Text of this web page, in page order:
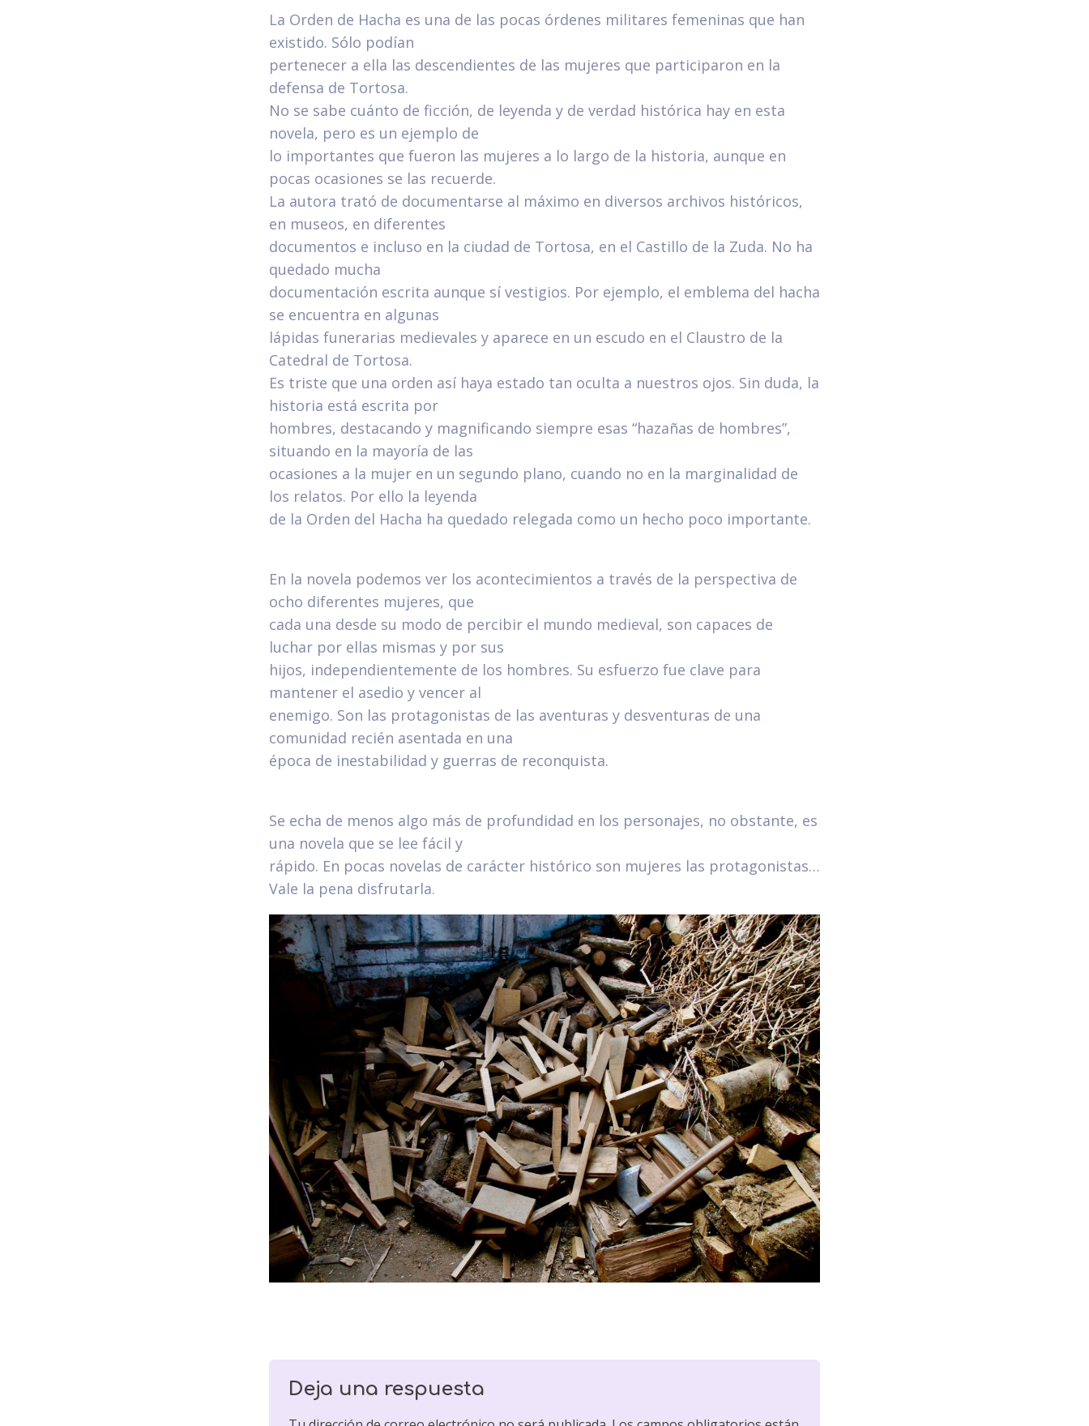
La Orden de Hacha es una de las pocas órdenes militares femeninas que han
existido. Sólo podían
pertenecer a ella las descendientes de las mujeres que participaron en la
defensa de Tortosa.
No se sabe cuánto de ficción, de leyenda y de verdad histórica hay en esta
novela, pero es un ejemplo de
lo importantes que fueron las mujeres a lo largo de la historia, aunque en
pocas ocasiones se las recuerde.
La autora trató de documentarse al máximo en diversos archivos históricos,
en museos, en diferentes
documentos e incluso en la ciudad de Tortosa, en el Castillo de la Zuda. No ha
quedado mucha
documentación escrita aunque sí vestigios. Por ejemplo, el emblema del hacha
se encuentra en algunas
lápidas funerarias medievales y aparece en un escudo en el Claustro de la
Catedral de Tortosa.
Es triste que una orden así haya estado tan oculta a nuestros ojos. Sin duda, la
historia está escrita por
hombres, destacando y magnificando siempre esas “hazañas de hombres”,
situando en la mayoría de las
ocasiones a la mujer en un segundo plano, cuando no en la marginalidad de
los relatos. Por ello la leyenda
de la Orden del Hacha ha quedado relegada como un hecho poco importante.
En la novela podemos ver los acontecimientos a través de la perspectiva de
ocho diferentes mujeres, que
cada una desde su modo de percibir el mundo medieval, son capaces de
luchar por ellas mismas y por sus
hijos, independientemente de los hombres. Su esfuerzo fue clave para
mantener el asedio y vencer al
enemigo. Son las protagonistas de las aventuras y desventuras de una
comunidad recién asentada en una
época de inestabilidad y guerras de reconquista.
Se echa de menos algo más de profundidad en los personajes, no obstante, es
una novela que se lee fácil y
rápido. En pocas novelas de carácter histórico son mujeres las protagonistas…
Vale la pena disfrutarla.
Deja una respuesta